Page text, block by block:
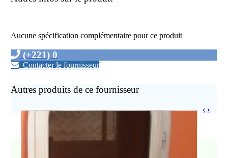
Aucune spécification complémentaire pour ce produit
(+221) 0
Contacter le fournisseur'
Autres produits de ce fournisseur
‹ ›